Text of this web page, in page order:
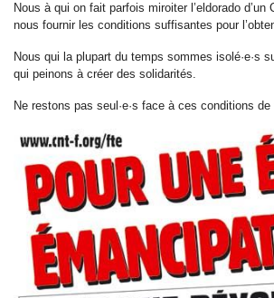
Nous à qui on fait parfois miroiter l’eldorado
nous fournir les conditions suffisantes pour
Nous qui la plupart du temps sommes isolé·e·s
qui peinons à créer des solidarités.
Ne restons pas seul·e·s face à ces conditions